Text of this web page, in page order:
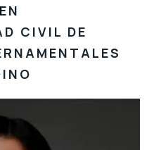
CIVIL DE